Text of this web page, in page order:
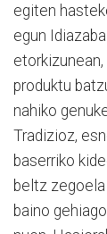
egiten
egun
produktu
nahiko
Tradizioz,
baserriko
beltz
baino